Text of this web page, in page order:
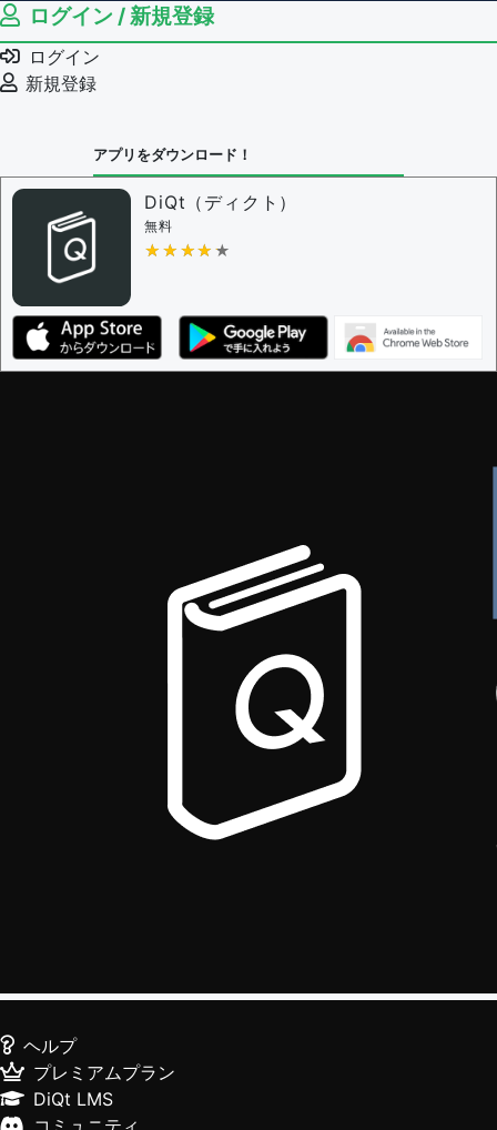
ログイン / 新規登録
ログイン
新規登録
アプリをダウンロード！
DiQt（ディクト）
無料
★★★★★
★★★★★
ヘルプ
プレミアムプラン
DiQt LMS
コミュニティ